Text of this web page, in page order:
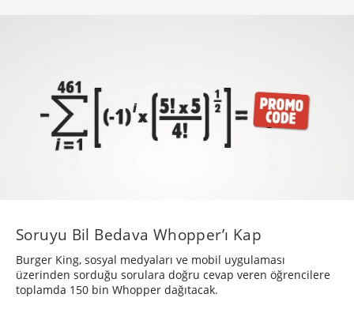
Soruyu Bil Bedava Whopper’ı Kap
Burger King, sosyal medyaları ve mobil uygulaması
üzerinden sorduğu sorulara doğru cevap veren öğrencilere
toplamda 150 bin Whopper dağıtacak.